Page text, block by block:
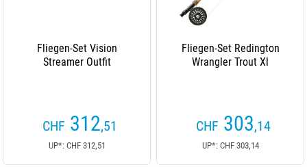
Fliegen-Set Vision
Streamer Outfit
CHF 312,51
UP*: CHF 312,51
Fliegen-Set Redington
Wrangler Trout Xl
CHF 303,14
UP*: CHF 303,14